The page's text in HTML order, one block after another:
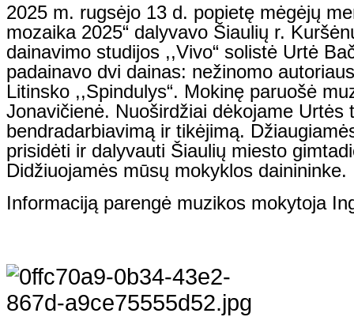
2025 m. rugsėjo 13 d. popietę mėgėjų
mozaika 2025“ dalyvavo Šiaulių r.
dainavimo studijos ,,Vivo“ solistė Urtė
padainavo dvi dainas: nežinomo
Litinsko ,,Spindulys“. Mokinę paruošė
Jonavičienė. Nuoširdžiai dėkojame Urtės
bendradarbiavimą ir tikėjimą.
prisidėti ir dalyvauti Šiaulių miesto
Didžiuojamės mūsų mokyklos dainininke.
Informaciją parengė muzikos mokytoja